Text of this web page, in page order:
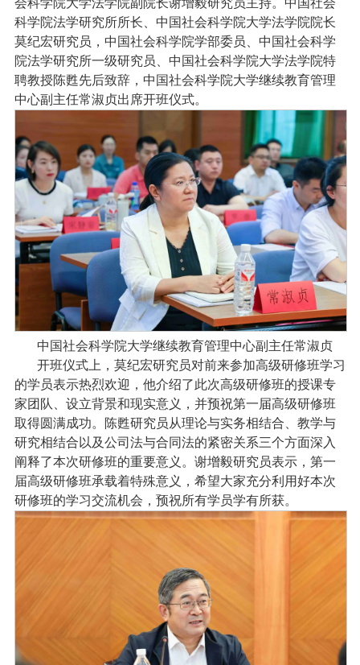
科学院法学研究所所长、中国社会科学院大学法学院院长
莫纪宏研究员，中国社会科学院学部委员、中国社会科学
院法学研究所一级研究员、中国社会科学院大学法学院特
聘教授陈甦先后致辞，中国社会科学院大学继续教育管理
中心副主任常淑贞出席开班仪式。
中国社会科学院大学继续教育管理中心副主任常淑贞
开班仪式上，莫纪宏研究员对前来参加高级研修班学习
的学员表示热烈欢迎，他介绍了此次高级研修班的授课专
家团队、设立背景和现实意义，并预祝第一届高级研修班
取得圆满成功。陈甦研究员从理论与实务相结合、教学与
研究相结合以及公司法与合同法的紧密关系三个方面深入
阐释了本次研修班的重要意义。谢增毅研究员表示，第一
届高级研修班承载着特殊意义，希望大家充分利用好本次
研修班的学习交流机会，预祝所有学员学有所获。